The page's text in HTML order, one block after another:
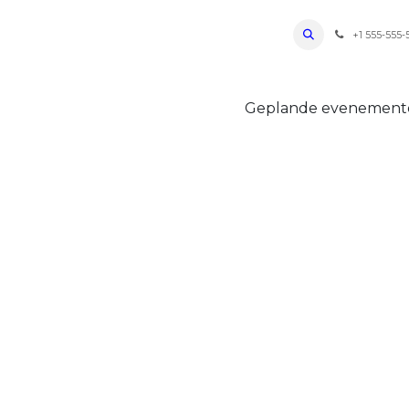
Bevoorradingen FAQ+1 555-555-
Geplande